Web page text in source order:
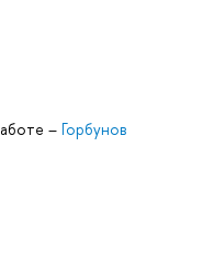
– Горбунов